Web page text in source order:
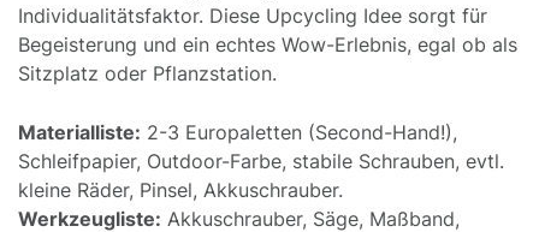
Individualitätsfaktor. Diese Upcycling Idee sorgt für
Begeisterung und ein echtes Wow-Erlebnis, egal ob als
Sitzplatz oder Pflanzstation.
Materialliste: 2-3 Europaletten (Second-Hand!),
Schleifpapier, Outdoor-Farbe, stabile Schrauben, evtl.
kleine Räder, Pinsel, Akkuschrauber.
Werkzeugliste: Akkuschrauber, Säge, Maßband,